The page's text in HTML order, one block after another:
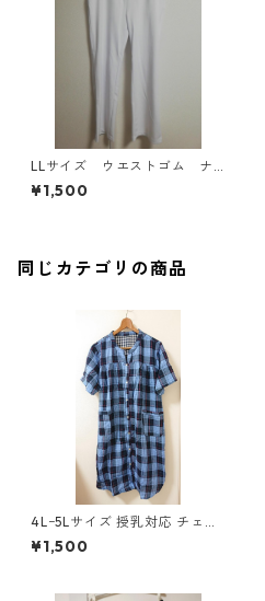
LLサイズ ウエストゴム ナ
ースパンツ ホワイト MAA-
2636
¥1,500
同じカテゴリの商品
4Lｰ5Lサイズ 授乳対応 チェッ
ク柄 半袖ルームウェア マタニ
ティ ブルー系/グレー ◆KIY-1
¥1,500